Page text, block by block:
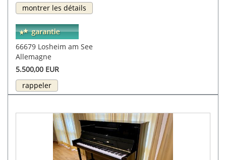
montrer les détails
66679 Losheim am See
Allemagne
5.500,00 EUR
rappeler